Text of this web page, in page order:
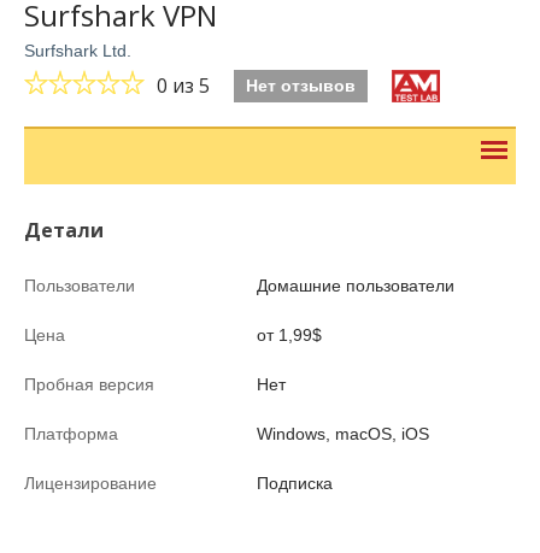
Surfshark VPN
Surfshark Ltd.
0 из 5 Нет отзывов
Детали
Пользователи Домашние пользователи
Цена от 1,99$
Пробная версия Нет
Платформа Windows, macOS, iOS
Лицензирование Подписка